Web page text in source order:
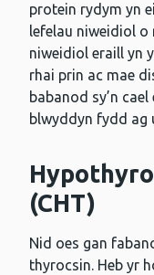
protein rydym yn
lefelau niweidiol o
niweidiol eraill yn
rhai prin ac mae
babanod sy’n
blwyddyn fydd ag
(CHT)
Nid oes gan
thyrocsin. Heb yr